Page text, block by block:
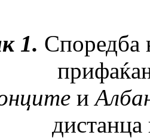
1. Споредба
и